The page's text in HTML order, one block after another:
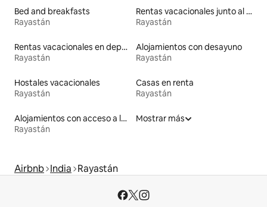
Bed and breakfasts
Rayastán
Rentas vacacionales junto al agua
Rayastán
Rentas vacacionales en departamentos con cama de altura accesible
Rayastán
Alojamientos con desayuno
Rayastán
Hostales vacacionales
Rayastán
Casas en renta
Rayastán
Alojamientos con acceso a la playa
Rayastán
Mostrar más
Airbnb India Rayastán